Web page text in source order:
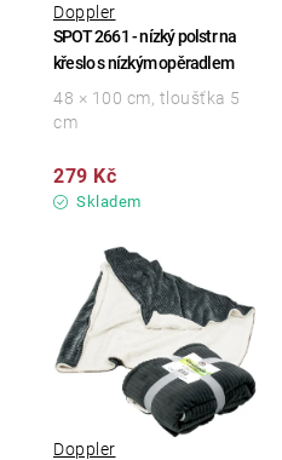
SPOT 2661 - nízký polstr na
křeslo s nízkým opěradlem
Doppler
Skladem
279 Kč
48 × 100 cm, tloušťka 5
cm
Doppler